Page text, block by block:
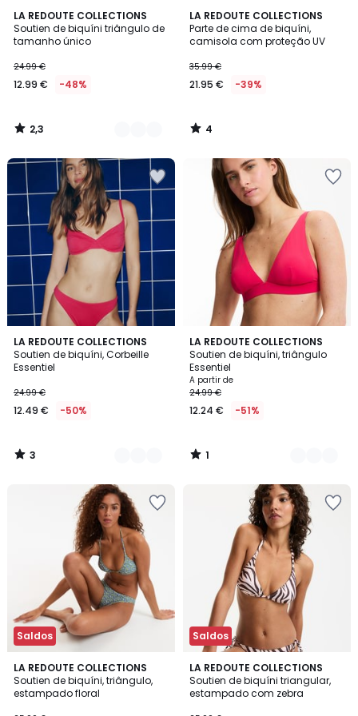
LA REDOUTE COLLECTIONS
Soutien de biquíni triângulo de
tamanho único
24.99 €
12.99 € -48%
2,3
/ 5
3
Cores
2,3
/
LA REDOUTE COLLECTIONS
Parte de cima de biquíni,
camisola com proteção UV
35.99 €
21.95 € -39%
4
/
5
4
/
LA REDOUTE COLLECTIONS
Soutien de biquíni, Corbeille
Essentiel
24.99 €
12.49 € -50%
3
/
5
3
Cores
3
/
LA REDOUTE COLLECTIONS
Soutien de biquíni, triângulo
Essentiel
A partir de
24.99 €
12.24 € -51%
1
/
5
2
Cores
1
/
Saldos
LA REDOUTE COLLECTIONS
Soutien de biquíni, triângulo,
estampado floral
Saldos
LA REDOUTE COLLECTIONS
Soutien de biquíni triangular,
estampado com zebra
4,5
/ 5